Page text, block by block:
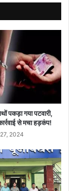
पकड़ा गया पटवारी,
से मचा हड़कंप!
2024